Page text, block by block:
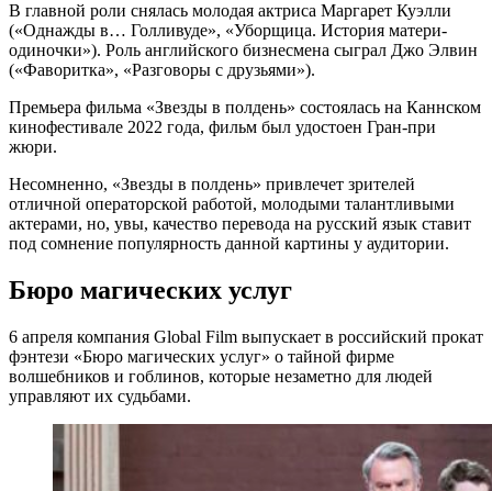
В главной роли снялась молодая актриса Маргарет Куэлли
(«Однажды в… Голливуде», «Уборщица. История матери-
одиночки»). Роль английского бизнесмена сыграл Джо Элвин
(«Фаворитка», «Разговоры с друзьями»).
Премьера фильма «Звезды в полдень» состоялась на Каннском
кинофестивале 2022 года, фильм был удостоен Гран-при
жюри.
Несомненно, «Звезды в полдень» привлечет зрителей
отличной операторской работой, молодыми талантливыми
актерами, но, увы, качество перевода на русский язык ставит
под сомнение популярность данной картины у аудитории.
Бюро магических услуг
6 апреля компания Global Film выпускает в российский прокат
фэнтези «Бюро магических услуг» о тайной фирме
волшебников и гоблинов, которые незаметно для людей
управляют их судьбами.